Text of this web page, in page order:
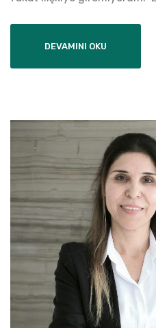
DEVAMINI OKU